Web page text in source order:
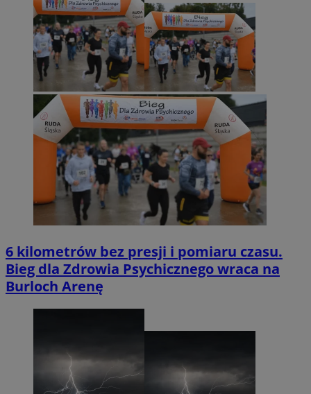
6 kilometrów bez presji i pomiaru czasu.
Bieg dla Zdrowia Psychicznego wraca na
Burloch Arenę